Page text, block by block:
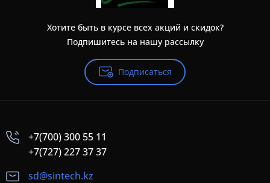
Хотите быть в курсе всех акций и скидок?
Подпишитесь на нашу рассылку
Подписаться
+7(700) 300 55 11
+7(727) 227 37 37
sd@sintech.kz